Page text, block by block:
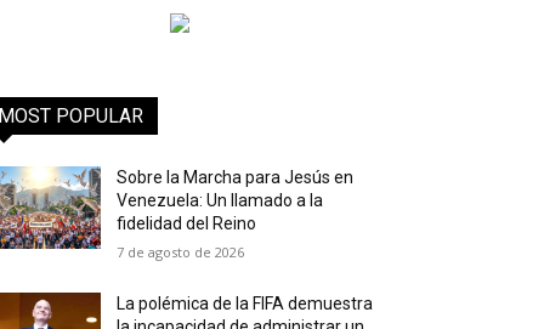
POPULAR
Sobre la Marcha para Jesús en
Venezuela: Un llamado a la
fidelidad del Reino
7 de agosto de 2026
La polémica de la FIFA demuestra